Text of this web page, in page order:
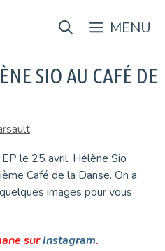
MENU
SIO AU CAFÉ DE
le 25 avril, Hélène Sio
Café de la Danse. On a
images pour vous
surInstagram.